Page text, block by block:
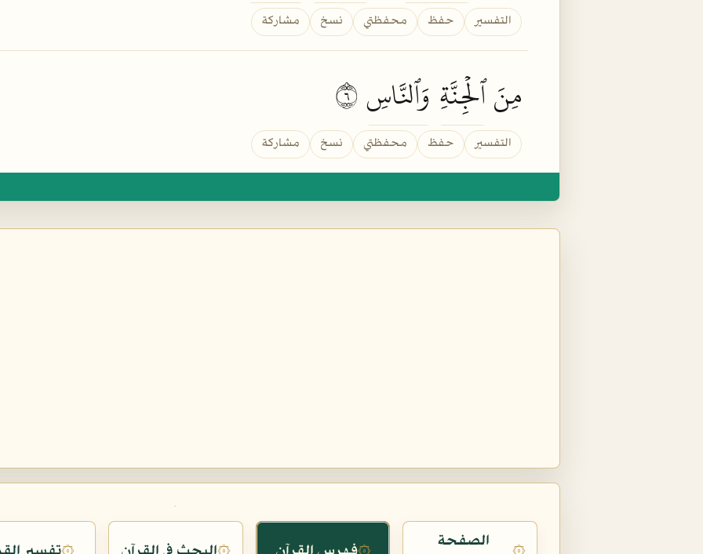
التفسير حفظ محفظتي نسخ مشاركة
مِنَٱلۡجِنَّةِ وَٱلنَّاسِ
التفسير حفظ محفظتي نسخ مشاركة
الصفحة